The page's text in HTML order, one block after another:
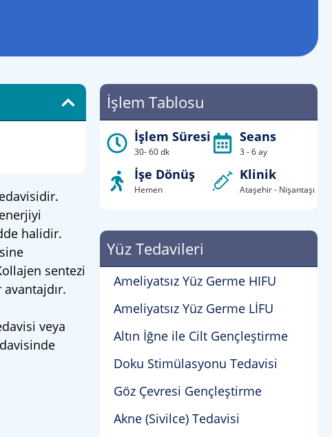
halidir.
sentezi
veya
İşlem Tablosu
İşlem Süresi
30- 60 dk
İşe Dönüş
Hemen
Seans
3 - 6 ay
Klinik
Ataşehir - Nişantaşı
Yüz Tedavileri
Ameliyatsız Yüz Germe HIFU
Ameliyatsız Yüz Germe LİFU
Altın İğne ile Cilt Gençleştirme
Doku Stimülasyonu Tedavisi
Göz Çevresi Gençleştirme
Akne (Sivilce) Tedavisi